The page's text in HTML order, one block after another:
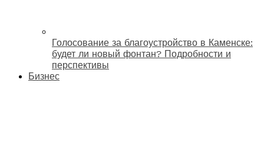
Голосование за благоустройство в Каменске:
будет ли новый фонтан? Подробности и
перспективы
Бизнес